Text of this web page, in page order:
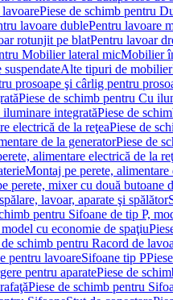
Piese de schimb pentru
lavoare dublePentru lavoare
rotunjit pe blatPentru lavoar
Mobilier lateral micMobilier
Alte tipuri de mobilier
prosoape şi cârlig pentru
Piese de schimb pentru Cu
iluminare integratăPiese de
electrică de la reţeaPiese de
de la generatorPiese de
alimentare electrică de la
Montaj pe perete, alimentare
perete, mixer cu două butoane
lavoar, aparate şi spălător
pentru Sifoane de tip P,
cu economie de spaţiu
de schimb pentru Racord de
pentru lavoareSifoane tip P
pentru aparatePiese de
Piese de schimb pentru